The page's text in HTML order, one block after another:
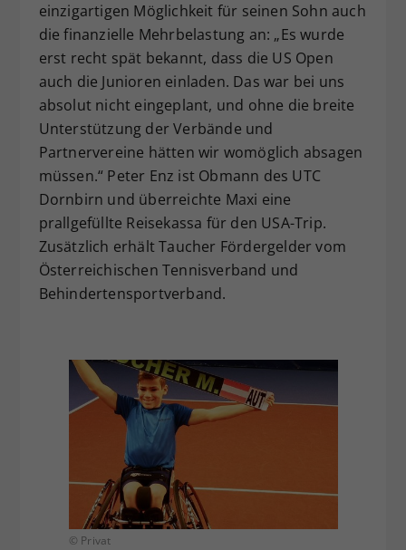
einzigartigen Möglichkeit für seinen Sohn auch
die finanzielle Mehrbelastung an: „Es wurde
erst recht spät bekannt, dass die US Open
auch die Junioren einladen. Das war bei uns
absolut nicht eingeplant, und ohne die breite
Unterstützung der Verbände und
Partnervereine hätten wir womöglich absagen
müssen.“ Peter Enz ist Obmann des UTC
Dornbirn und überreichte Maxi eine
prallgefüllte Reisekassa für den USA-Trip.
Zusätzlich erhält Taucher Fördergelder vom
Österreichischen Tennisverband und
Behindertensportverband.
© Privat